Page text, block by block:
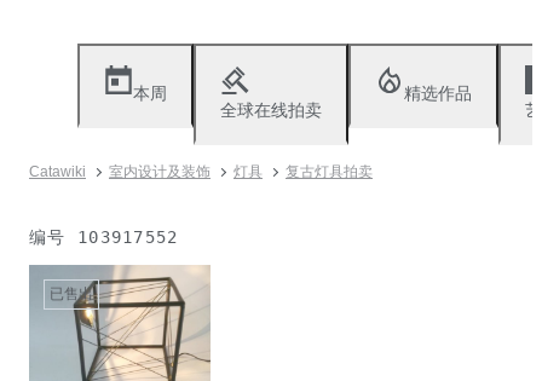
本周
全球在线拍卖
精选作品
Catawiki 室内设计及装饰 灯具 复古灯具拍卖
编号 103917552
已售出